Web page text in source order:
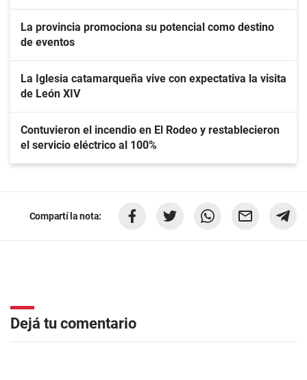
La provincia promociona su potencial como destino
de eventos
La Iglesia catamarqueña vive con expectativa la visita
de León XIV
Contuvieron el incendio en El Rodeo y restablecieron
el servicio eléctrico al 100%
Compartí la nota:
Dejá tu comentario